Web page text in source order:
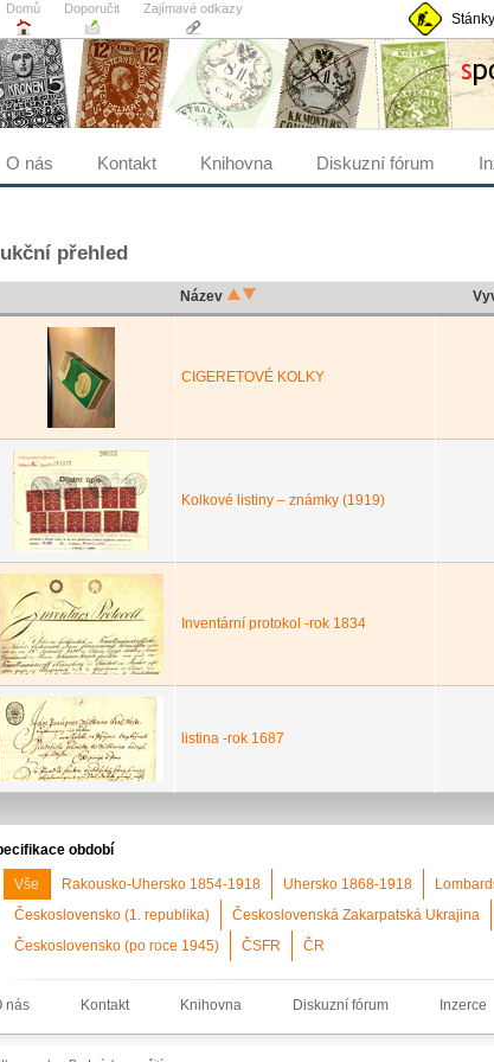
přehled
Název
CIGERETOVÉ KOLKY
Kolkové listiny – známky (1919)
Inventární protokol -rok 1834
listina -rok 1687
období
Vše Rakousko-Uhersko 1854-1918 Uhersko 1868-1918
Československo (1. republika)
Československá Zakarpatská Ukrajina
Československo (po roce 1945)
ČSFR ČR
O nás Kontakt Knihovna Diskuzní fórum
Domů Doporučit Zajímavé odkazy
nás Kontakt Knihovna Diskuzní fórum Inzerce